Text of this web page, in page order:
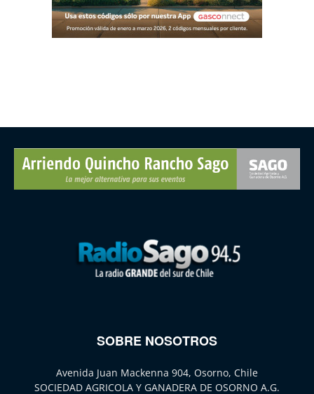
SOBRE NOSOTROS
Avenida Juan Mackenna 904, Osorno, Chile
SOCIEDAD AGRICOLA Y GANADERA DE OSORNO A.G.